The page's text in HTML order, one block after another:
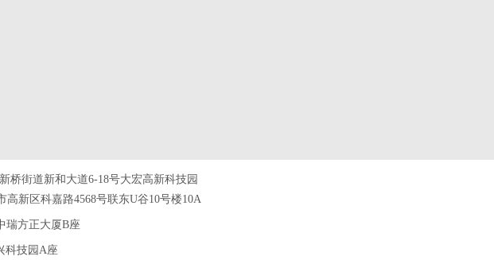
街道新和大道6-18号大宏高新科技园
新区科嘉路4568号联东U谷10号楼10A
瑞方正大厦B座
科技园A座